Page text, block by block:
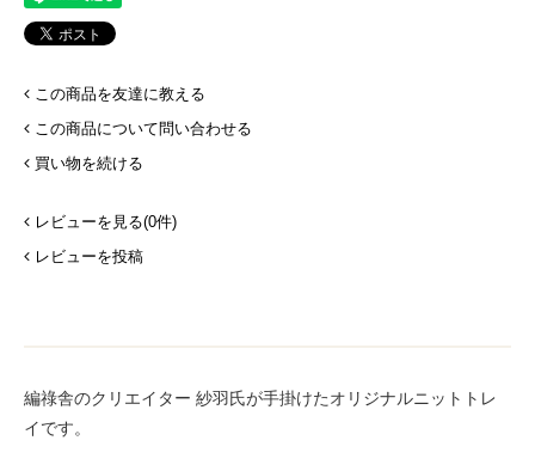
この商品を友達に教える
この商品について問い合わせる
買い物を続ける
レビューを見る(0件)
レビューを投稿
編祿舎のクリエイター 紗羽氏が手掛けたオリジナルニットトレ
イです。